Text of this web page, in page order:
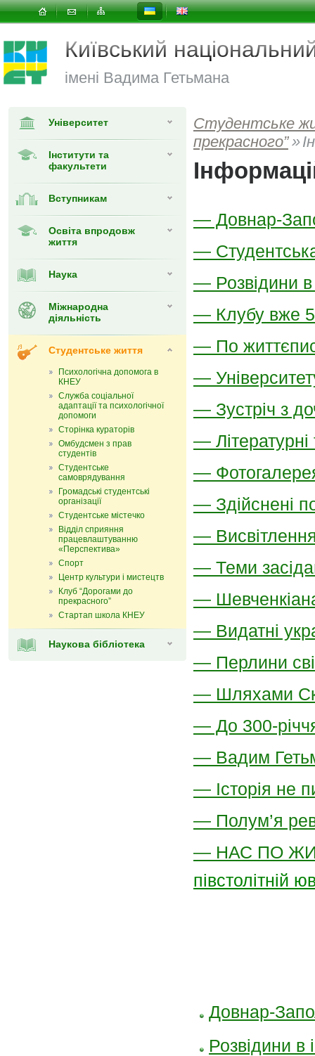
Київський
імені Вадима Гетьмана
Університет
Інститути та
факультети
Вступникам
Освіта впродовж
життя
Наука
Міжнародна
діяльність
Студентське життя
Психологічна допомога в
КНЕУ
Служба соціальної
адаптації та психологічної
допомоги
Сторінка кураторів
Омбудсмен з прав
студентів
Студентське
самоврядування
Громадські студентські
організації
Студентське містечко
Відділ сприяння
працевлаштуванню
«Перспектива»
Спорт
Центр культури і мистецтв
Клуб “Дорогами до
прекрасного”
Стартап школа КНЕУ
Наукова бібліотека
Студентське
прекрасного” »
— Довнар-
—
— Розвідини в
— Клубу вже
— По
—
— Зустріч з
— Літературні
—
— Здійснені
—
— Теми
—
— Видатні
— Перлини
— Шляхами
— До 300-
— Вадим
— Історія не
— Полум’я
— НАС ПО
півстолітній
Довнар-
Розвідини в